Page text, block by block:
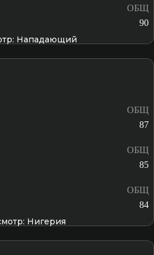
ОБЩ
90
Нападающий
ОБЩ
87
ОБЩ
85
ОБЩ
84
Нигерия